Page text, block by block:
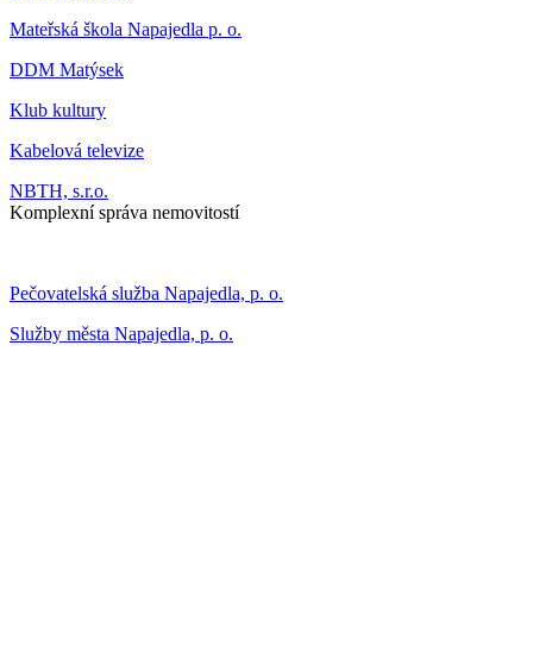
Mateřská škola Napajedla p. o.
DDM Matýsek
Klub kultury
Kabelová televize
NBTH, s.r.o.
Komplexní správa nemovitostí
Pečovatelská služba Napajedla, p. o.
Služby města Napajedla, p. o.